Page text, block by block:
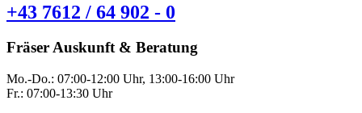
+43 7612 / 64 902 - 0
Fräser Auskunft & Beratung
Mo.-Do.: 07:00-12:00 Uhr, 13:00-16:00 Uhr
Fr.: 07:00-13:30 Uhr